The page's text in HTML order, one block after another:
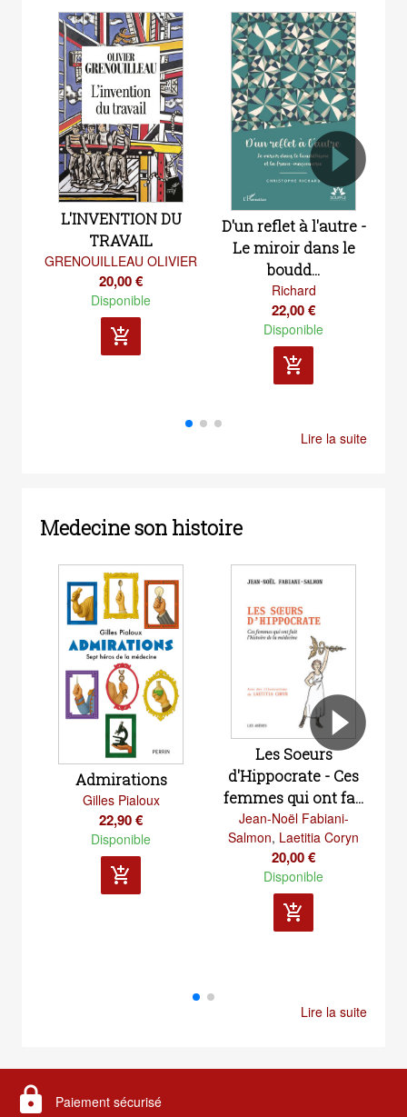
L'INVENTION DU
TRAVAIL
GRENOUILLEAU OLIVIER
20,00 €
Disponible
add_shopping_cart
D'un reflet à l'autre -
Le miroir dans le
boudd...
Richard
22,00 €
Disponible
add_shopping_cart
Lire la suite
Medecine son histoire
Admirations
Gilles Pialoux
22,90 €
Disponible
add_shopping_cart
Les Soeurs
d'Hippocrate - Ces
femmes qui ont fa...
Jean-Noël Fabiani-
Salmon, Laetitia Coryn
20,00 €
Disponible
add_shopping_cart
Lire la suite
lock Paiement sécurisé